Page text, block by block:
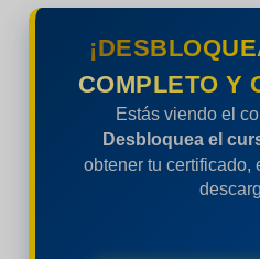
COMPLETO Y
Estás viendo el
Desbloquea el
obtener tu certificado,